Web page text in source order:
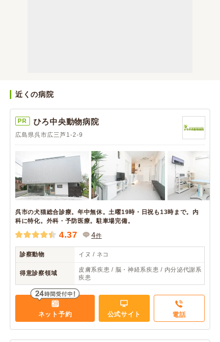
近くの病院
PR ひろ中央動物病院
広島県呉市広三芦1-2-9
呉市の犬猫総合診療。年中無休。土曜19時・日祝も13時まで。内
科に特化。外科・予防医療。駐車場完備。
4.37 4件
診察動物 イヌ / ネコ
得意診察領域
皮膚系疾患 / 脳・神経系疾患 / 内分泌代謝系
疾患
ネット予約 公式サイト 電話